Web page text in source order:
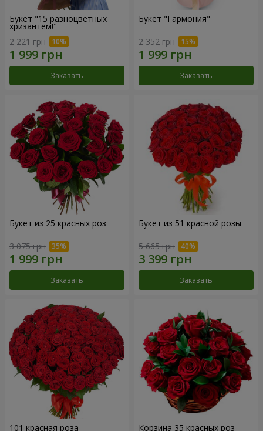
Букет "15 разноцветных
хризантем!"
2 221 грн
Заказать
Букет "Гармония"
2 352 грн
Заказать
Букет из 25 красных роз
3 075 грн
Заказать
Букет из 51 красной розы
5 665 грн
Заказать
101 красная роза Корзина 35 красных роз